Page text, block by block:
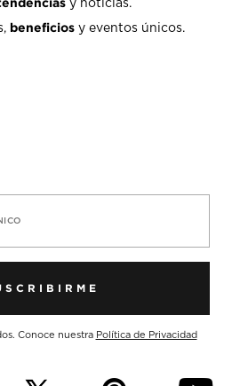
y noticias.
beneficios y eventos únicos.
Conoce nuestra Política de Privacidad